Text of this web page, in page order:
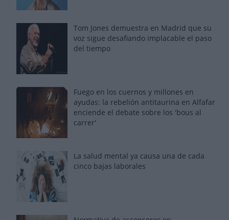
Tom Jones demuestra en Madrid que su
voz sigue desafiando implacable el paso
del tiempo
Fuego en los cuernos y millones en
ayudas: la rebelión antitaurina en Alfafar
enciende el debate sobre los 'bous al
carrer'
La salud mental ya causa una de cada
cinco bajas laborales